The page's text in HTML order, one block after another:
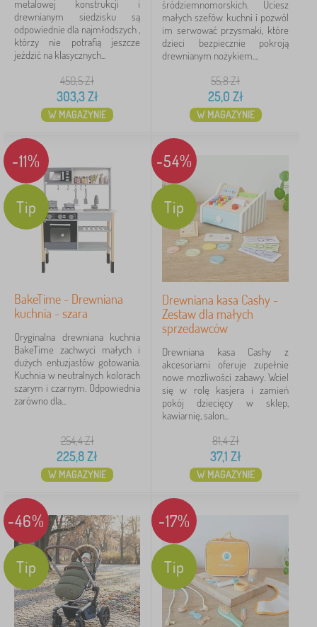
metalowej konstrukcji i
drewnianym siedzisku są
odpowiednie dla najmłodszych ,
którzy nie potrafią jeszcze
jeździć na klasycznych...
450,5Zł
303,3Zł
W MAGAZYNIE
śródziemnomorskich. Uciesz
małych szefów kuchni i pozwól
im serwować przysmaki, które
dzieci bezpiecznie pokroją
drewnianym nożykiem....
55,8Zł
25,0 Zł
W MAGAZYNIE
-11%
Tip
BakeTime - Drewniana
kuchnia - szara
Oryginalna drewniana kuchnia
BakeTime zachwyci małych i
dużych entuzjastów gotowania.
Kuchnia w neutralnych kolorach
szarym i czarnym. Odpowiednia
zarówno dla...
254,4Zł
225,8Zł
W MAGAZYNIE
-54%
Tip
Drewniana kasa Cashy -
Zestaw dla małych
sprzedawców
Drewniana kasa Cashy z
akcesoriami oferuje zupełnie
nowe możliwości zabawy. Wciel
się w rolę kasjera i zamień
pokój dziecięcy w sklep,
kawiarnię, salon...
81,4Zł
37,1 Zł
W MAGAZYNIE
-46%
Tip
-17%
Tip